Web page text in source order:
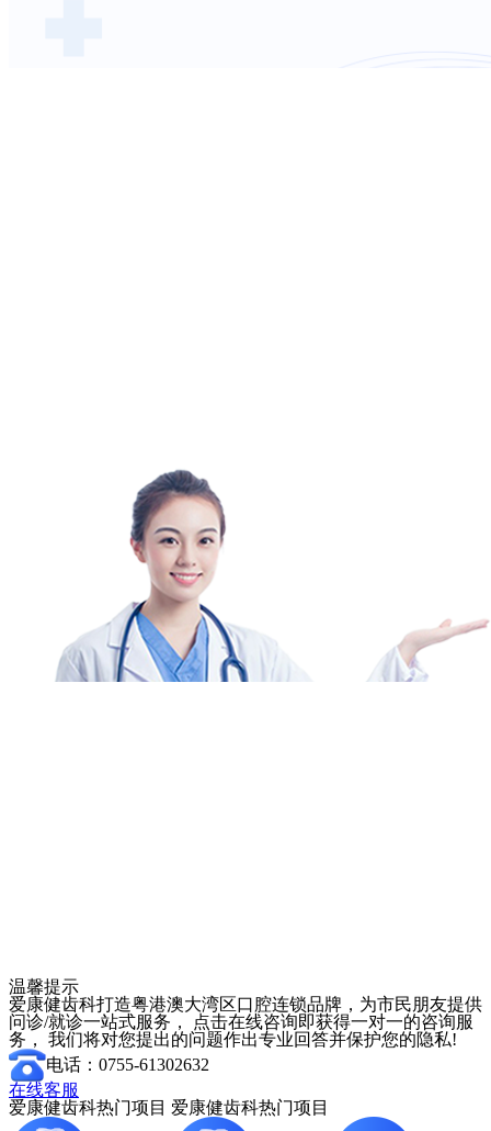
温馨提示
爱康健齿科打造粤港澳大湾区口腔连锁品牌，为市民朋友提供
问诊/就诊一站式服务， 点击在线咨询即获得一对一的咨询服
务， 我们将对您提出的问题作出专业回答并保护您的隐私!
电话：0755-61302632
在线客服
爱康健齿科热门项目 爱康健齿科热门项目